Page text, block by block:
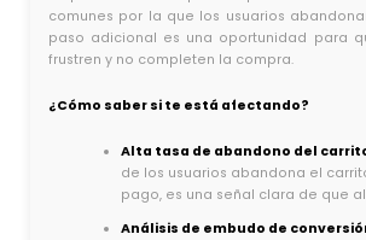
comunes por la que los usuarios
paso adicional es una oportunidad para
frustren y no completen la compra.
¿Cómo saber si te está afectando?
Alta tasa de abandono del
de los usuarios abandona el
pago, es una señal clara de que
Análisis de embudo de